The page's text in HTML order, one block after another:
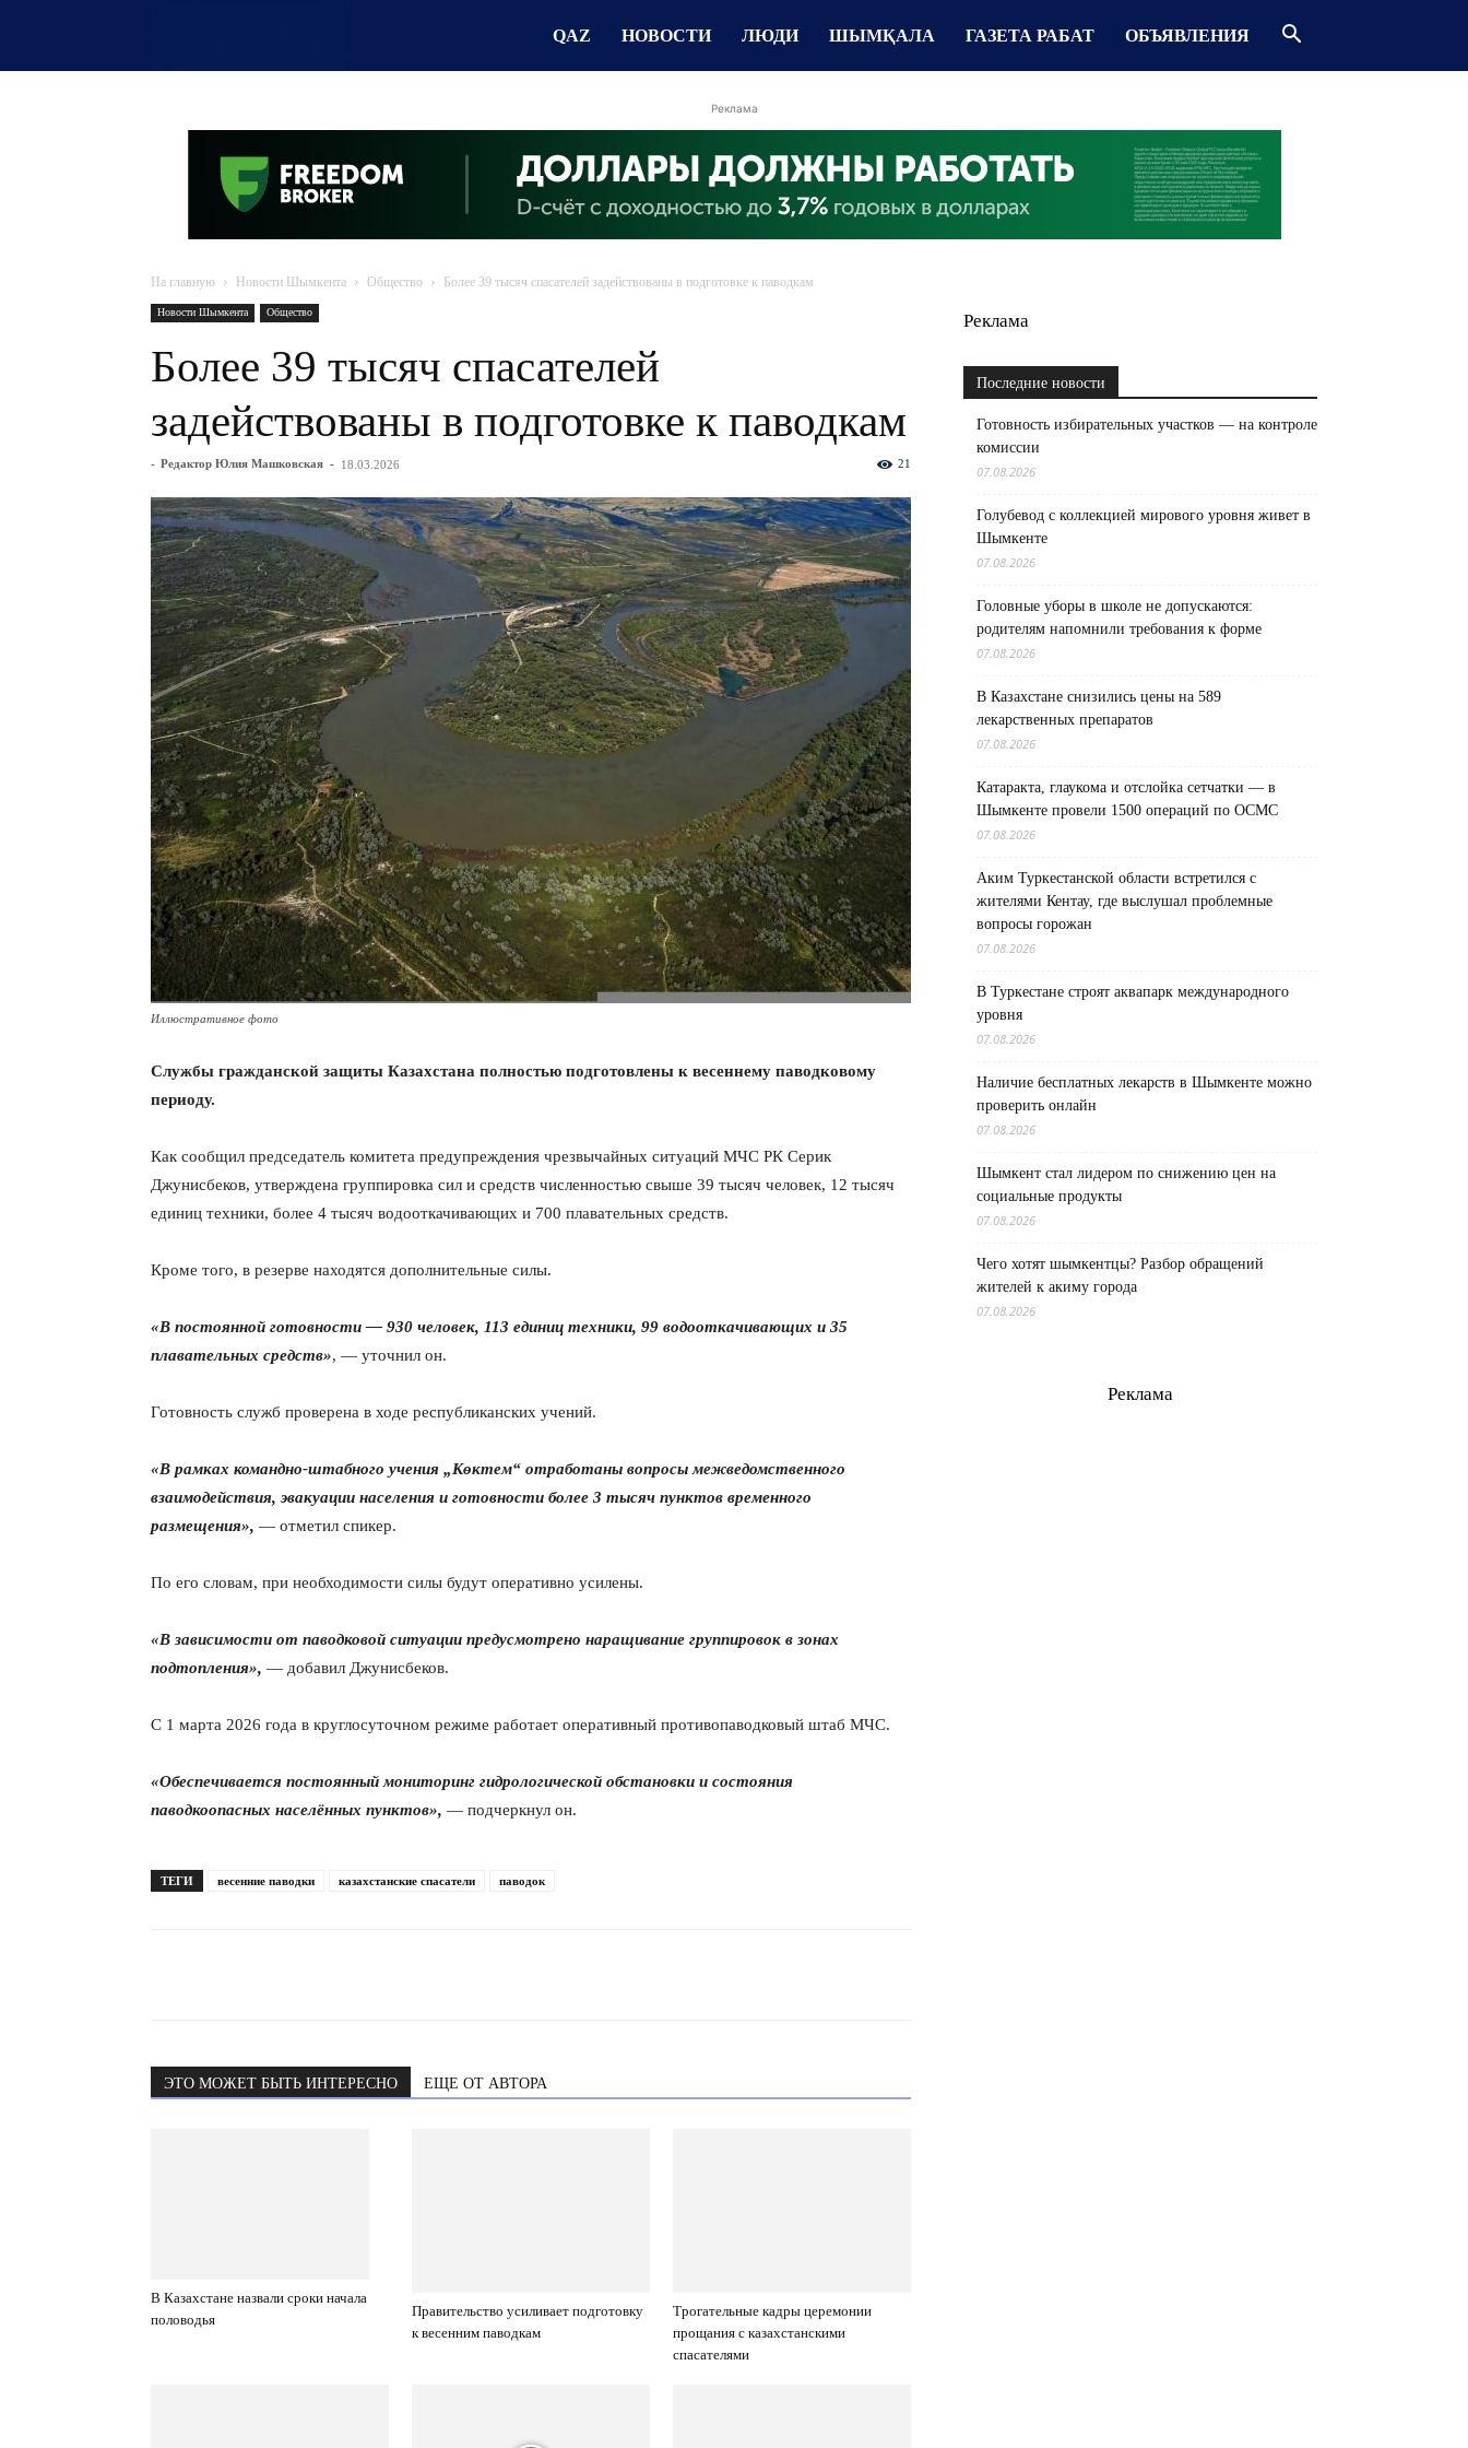
QAZ НОВОСТИ ЛЮДИ ШЫМҚАЛА ГАЗЕТА РАБАТ ОБЪЯВЛЕНИЯ
Реклама
На главную Новости Шымкента Общество Более 39 тысяч спасателей задействованы в подготовке к паводкам
Новости Шымкента Общество
Более 39 тысяч спасателей
задействованы в подготовке к паводкам
- Редактор Юлия Машковская - 18.03.2026 21
Иллюстративное фото
Службы гражданской защиты Казахстана полностью подготовлены к весеннему паводковому
периоду.
Как сообщил председатель комитета предупреждения чрезвычайных ситуаций МЧС РК Серик
Джунисбеков, утверждена группировка сил и средств численностью свыше 39 тысяч человек, 12 тысяч
единиц техники, более 4 тысяч водооткачивающих и 700 плавательных средств.
Кроме того, в резерве находятся дополнительные силы.
«В постоянной готовности — 930 человек, 113 единиц техники, 99 водооткачивающих и 35
плавательных средств», — уточнил он.
Готовность служб проверена в ходе республиканских учений.
«В рамках командно-штабного учения „Көктем“ отработаны вопросы межведомственного
взаимодействия, эвакуации населения и готовности более 3 тысяч пунктов временного
размещения», — отметил спикер.
По его словам, при необходимости силы будут оперативно усилены.
«В зависимости от паводковой ситуации предусмотрено наращивание группировок в зонах
подтопления», — добавил Джунисбеков.
С 1 марта 2026 года в круглосуточном режиме работает оперативный противопаводковый штаб МЧС.
«Обеспечивается постоянный мониторинг гидрологической обстановки и состояния
паводкоопасных населённых пунктов», — подчеркнул он.
ТЕГИ весенние паводки казахстанские спасатели паводок
ЭТО МОЖЕТ БЫТЬ ИНТЕРЕСНО ЕЩЕ ОТ АВТОРА
В Казахстане назвали сроки начала
половодья
Правительство усиливает подготовку
к весенним паводкам
Трогательные кадры церемонии
прощания с казахстанскими
спасателями
Реклама
Последние новости
Готовность избирательных участков — на контроле
комиссии
07.08.2026
Голубевод с коллекцией мирового уровня живет в
Шымкенте
07.08.2026
Головные уборы в школе не допускаются:
родителям напомнили требования к форме
07.08.2026
В Казахстане снизились цены на 589
лекарственных препаратов
07.08.2026
Катаракта, глаукома и отслойка сетчатки — в
Шымкенте провели 1500 операций по ОСМС
07.08.2026
Аким Туркестанской области встретился с
жителями Кентау, где выслушал проблемные
вопросы горожан
07.08.2026
В Туркестане строят аквапарк международного
уровня
07.08.2026
Наличие бесплатных лекарств в Шымкенте можно
проверить онлайн
07.08.2026
Шымкент стал лидером по снижению цен на
социальные продукты
07.08.2026
Чего хотят шымкентцы? Разбор обращений
жителей к акиму города
07.08.2026
Реклама